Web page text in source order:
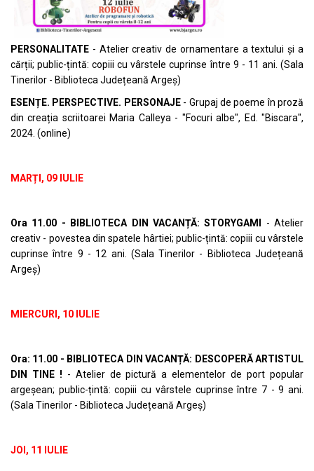
PERSONALITATE - Atelier creativ de ornamentare a textului și a
cărții; public-țintă: copiii cu vârstele cuprinse între 9 - 11 ani. (Sala
Tinerilor - Biblioteca Județeană Argeș)
ESENȚE. PERSPECTIVE. PERSONAJE- Grupaj de poeme în proză
din creația scriitoarei Maria Calleya - "Focuri albe", Ed. "Biscara",
2024. (online)
MARȚI, 09 IULIE
Ora 11.00 - BIBLIOTECA DIN VACANȚĂ: STORYGAMI
- Atelier
creativ - povestea din spatele hârtiei; public-țintă: copiii cu vârstele
cuprinse între 9 - 12 ani. (Sala Tinerilor - Biblioteca Județeană
Argeș)
MIERCURI, 10 IULIE
Ora: 11.00 - BIBLIOTECA DIN VACANȚĂ: DESCOPERĂ ARTISTUL
DIN TINE ! - Atelier de pictură a elementelor de port popular
argeșean; public-țintă: copiii cu vârstele cuprinse între 7 - 9 ani.
(Sala Tinerilor - Biblioteca Județeană Argeș)
JOI, 11 IULIE